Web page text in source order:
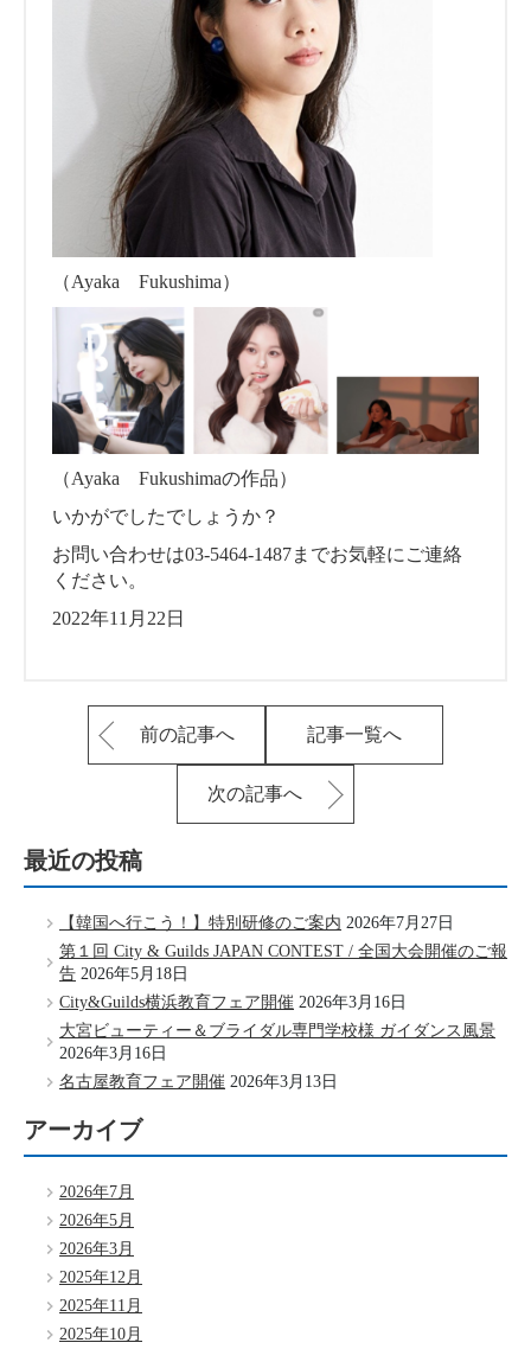
（Ayaka Fukushima）
（Ayaka Fukushimaの作品）
いかがでしたでしょうか？
お問い合わせは03-5464-1487までお気軽にご連絡
ください。
2022年11月22日
前の記事へ 記事一覧へ
次の記事へ
最近の投稿
【韓国へ行こう！】特別研修のご案内 2026年7月27日
第１回 City & Guilds JAPAN CONTEST / 全国大会開催のご報
告 2026年5月18日
City&Guilds横浜教育フェア開催 2026年3月16日
大宮ビューティー＆ブライダル専門学校様 ガイダンス風景
2026年3月16日
名古屋教育フェア開催 2026年3月13日
アーカイブ
2026年7月
2026年5月
2026年3月
2025年12月
2025年11月
2025年10月